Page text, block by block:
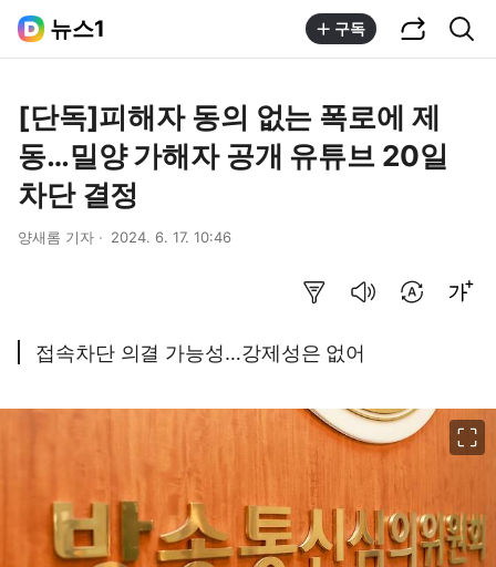
뉴스1 구독
[단독]피해자 동의 없는 폭로에 제
동…밀양 가해자 공개 유튜브 20일
차단 결정
양새롬 기자 2024. 6. 17. 10:46
접속차단 의결 가능성…강제성은 없어